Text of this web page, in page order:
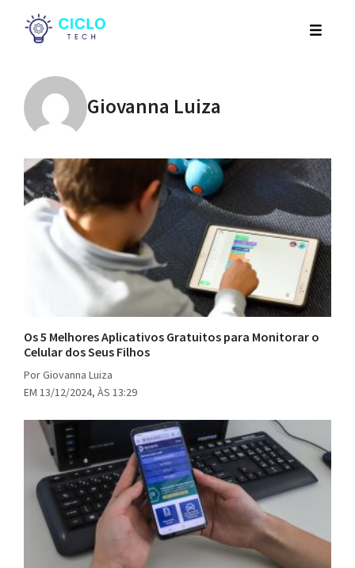
Giovanna Luiza
Os 5 Melhores Aplicativos Gratuitos para Monitorar o
Celular dos Seus Filhos
Por Giovanna Luiza
EM 13/12/2024, ÀS 13:29